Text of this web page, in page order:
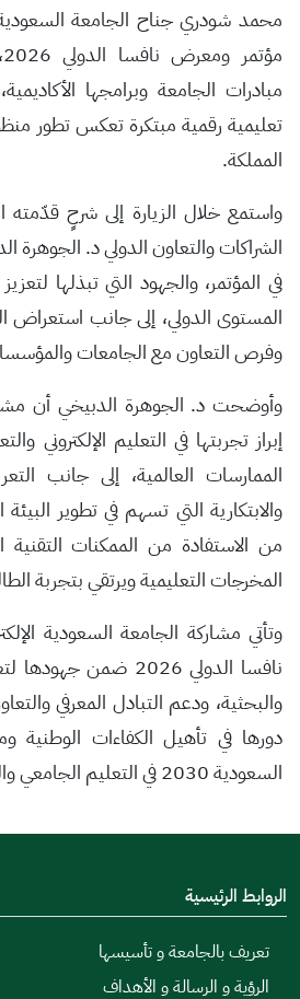
محمد شودري جناح الجامعة السعودية
مبادرات الجامعة وبرامجها
تعليمية رقمية مبتكرة تعكس تطور
المملكة.
واستمع خلال الزيارة إلى شرحٍ قدّمته
الشراكات والتعاون الدولي د. الجوهرة
في المؤتمر، والجهود التي تبذلها
المستوى الدولي، إلى جانب استعراض
وفرص التعاون مع الجامعات
وأوضحت د. الجوهرة الدبيخي أن
إبراز تجربتها في التعليم
الممارسات العالمية، إلى جانب
والابتكارية التي تسهم في تطوير
من الاستفادة من الممكنات التقنية
المخرجات التعليمية ويرتقي بتجربة
وتأتي مشاركة الجامعة السعودية
نافسا الدولي 2026 ضمن
والبحثية، ودعم التبادل المعرفي
دورها في تأهيل الكفاءات الوطنية
السعودية 2030 في التعليم الجامعي والتحول الرقمي.
الروابط الرئيسية
تعريف بالجامعة و تأسيسها
الرؤية و الرسالة و الأهداف